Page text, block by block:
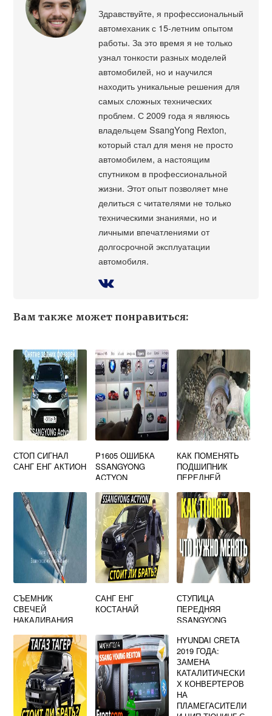
Здравствуйте, я профессиональный
автомеханик с 15-летним опытом
работы. За это время я не только
узнал тонкости разных моделей
автомобилей, но и научился
находить уникальные решения для
самых сложных технических
проблем. С 2009 года я являюсь
владельцем SsangYong Rexton,
который стал для меня не просто
автомобилем, а настоящим
спутником в профессиональной
жизни. Этот опыт позволяет мне
делиться с читателями не только
техническими знаниями, но и
личными впечатлениями от
долгосрочной эксплуатации
автомобиля.
Вам также может понравиться:
СТОП СИГНАЛ
САНГ ЕНГ АКТИОН
P1605 ОШИБКА
SSANGYONG
ACTYON
КАК ПОМЕНЯТЬ
ПОДШИПНИК
ПЕРЕДНЕЙ
ХЕНДАЙ ЭЛАНТРА
СЪЕМНИК
СВЕЧЕЙ
НАКАЛИВАНИЯ
TOOL CT G039
САНГ ЕНГ
КОСТАНАЙ
СТУПИЦА
ПЕРЕДНЯЯ
SSANGYONG
HYUNDAI CRETA
2019 ГОДА:
ЗАМЕНА
КАТАЛИТИЧЕСКИ
Х КОНВЕРТЕРОВ
НА
ПЛАМЕГАСИТЕЛИ